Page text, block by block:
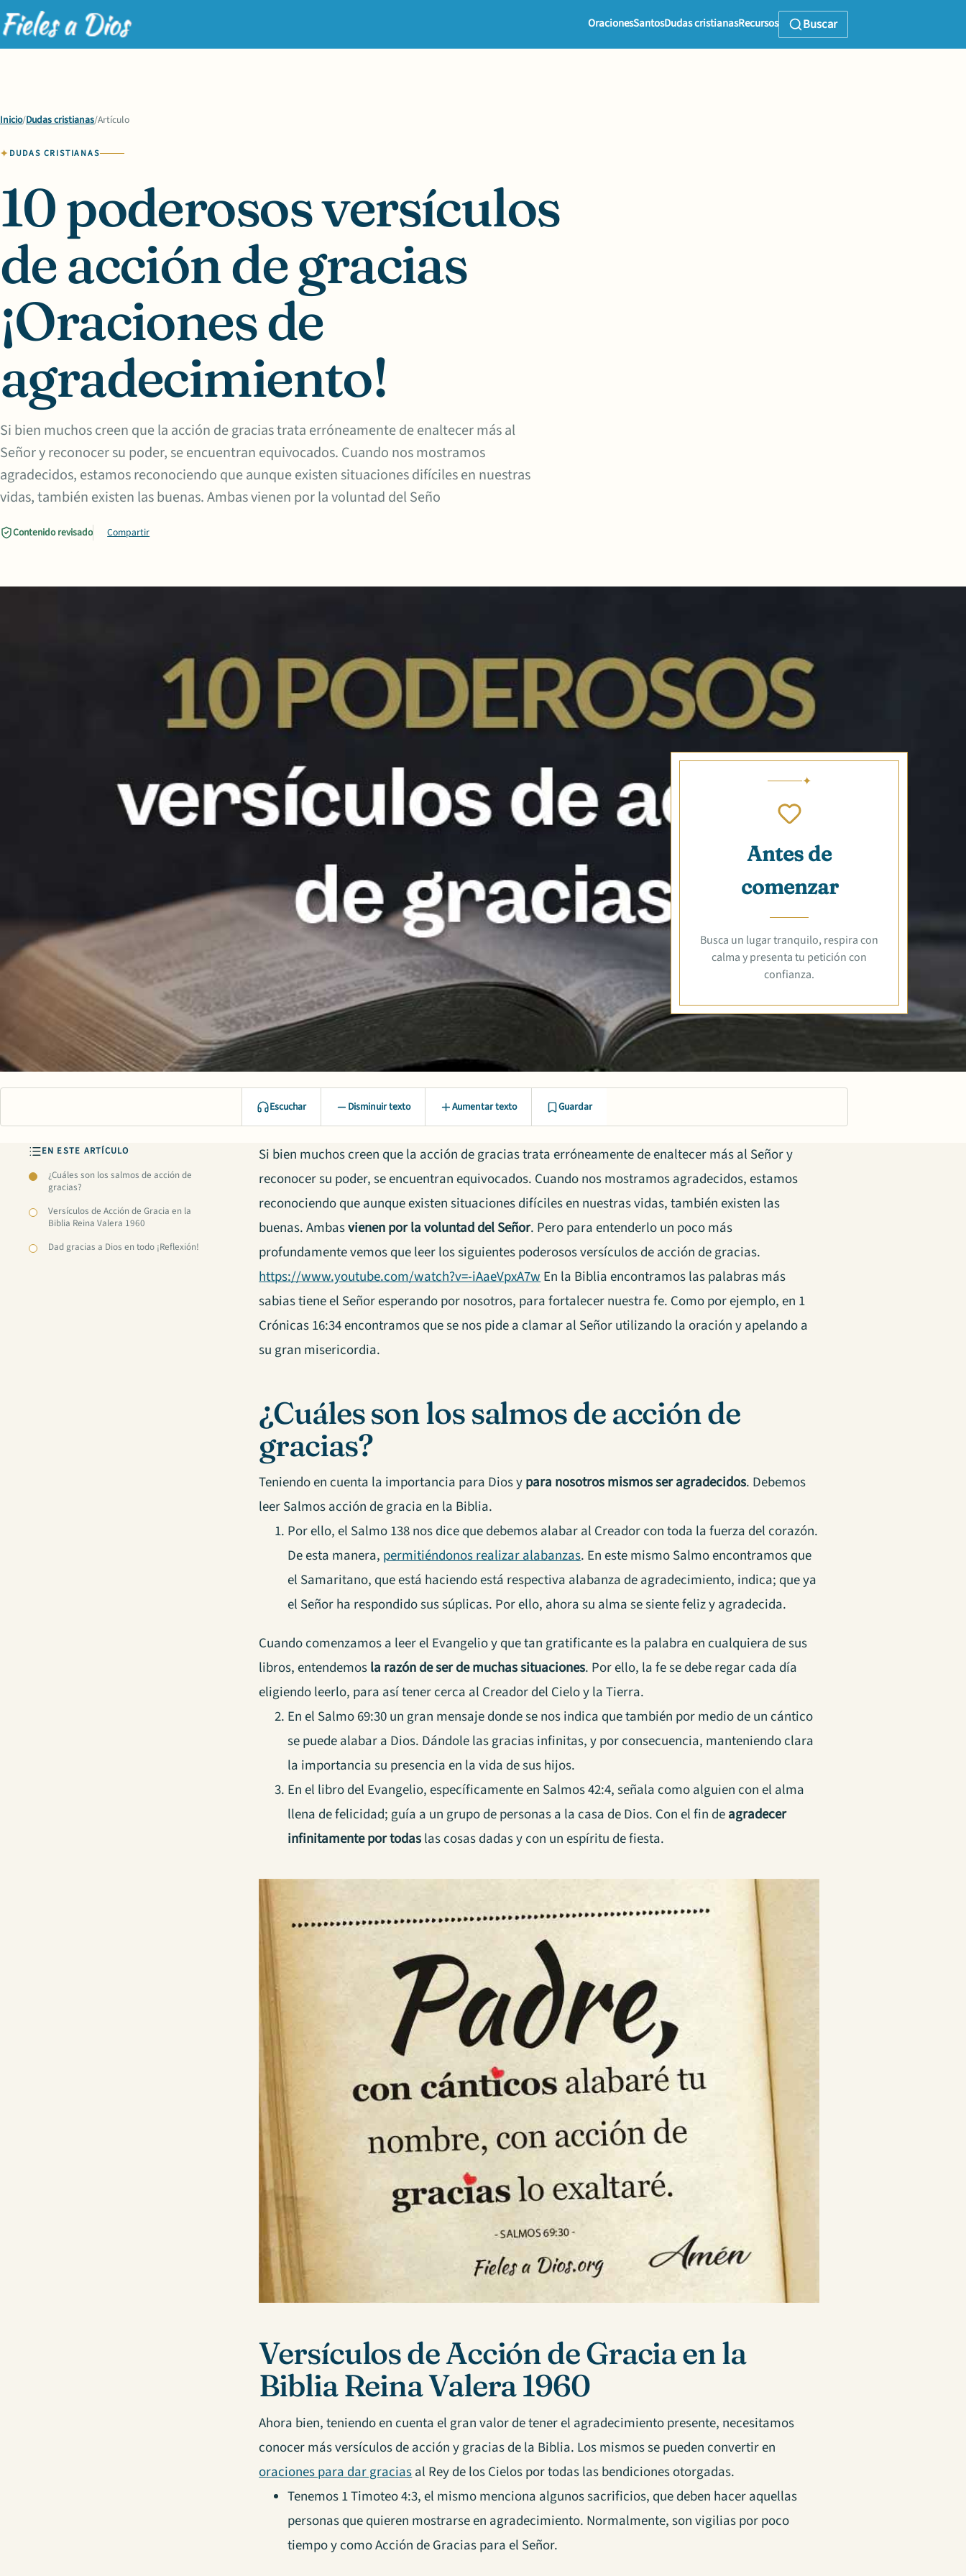
OracionesSantosDudas cristianasRecursos Buscar
Inicio/Dudas cristianas/Artículo
DUDAS CRISTIANAS
10 poderosos versículos
de acción de gracias
¡Oraciones de
agradecimiento!
Si bien muchos creen que la acción de gracias trata erróneamente de enaltecer más al
Señor y reconocer su poder, se encuentran equivocados. Cuando nos mostramos
agradecidos, estamos reconociendo que aunque existen situaciones difíciles en nuestras
vidas, también existen las buenas. Ambas vienen por la voluntad del Seño
Contenido revisado Compartir
Antes de
comenzar
Busca un lugar tranquilo, respira con
calma y presenta tu petición con
confianza.
Escuchar Disminuir texto Aumentar texto Guardar
EN ESTE ARTÍCULO
¿Cuáles son los salmos de acción de
gracias?
Versículos de Acción de Gracia en la
Biblia Reina Valera 1960
Dad gracias a Dios en todo ¡Reflexión!
Si bien muchos creen que la acción de gracias trata erróneamente de enaltecer más al Señor y
reconocer su poder, se encuentran equivocados. Cuando nos mostramos agradecidos, estamos
reconociendo que aunque existen situaciones difíciles en nuestras vidas, también existen las
buenas. Ambasvienen por la voluntad del Señor. Pero para entenderlo un poco más
profundamente vemos que leer los siguientes poderosos versículos de acción de gracias.
https://www.youtube.com/watch?v=-iAaeVpxA7wEn la Biblia encontramos las palabras más
sabias tiene el Señor esperando por nosotros, para fortalecer nuestra fe. Como por ejemplo, en 1
Crónicas 16:34 encontramos que se nos pide a clamar al Señor utilizando la oración y apelando a
su gran misericordia.
¿Cuáles son los salmos de acción de
gracias?
Teniendo en cuenta la importancia para Dios ypara nosotros mismos ser agradecidos. Debemos
leer Salmos acción de gracia en la Biblia.
Por ello, el Salmo 138 nos dice que debemos alabar al Creador con toda la fuerza del corazón.
De esta manera, permitiéndonos realizar alabanzas. En este mismo Salmo encontramos que
el Samaritano, que está haciendo está respectiva alabanza de agradecimiento, indica; que ya
el Señor ha respondido sus súplicas. Por ello, ahora su alma se siente feliz y agradecida.
Cuando comenzamos a leer el Evangelio y que tan gratificante es la palabra en cualquiera de sus
libros, entendemosla razón de ser de muchas situaciones. Por ello, la fe se debe regar cada día
eligiendo leerlo, para así tener cerca al Creador del Cielo y la Tierra.
En el Salmo 69:30 un gran mensaje donde se nos indica que también por medio de un cántico
se puede alabar a Dios. Dándole las gracias infinitas, y por consecuencia, manteniendo clara
la importancia su presencia en la vida de sus hijos.
En el libro del Evangelio, específicamente en Salmos 42:4, señala como alguien con el alma
llena de felicidad; guía a un grupo de personas a la casa de Dios. Con el fin deagradecer
infinitamente por todaslas cosas dadas y con un espíritu de fiesta.
Versículos de Acción de Gracia en la
Biblia Reina Valera 1960
Ahora bien, teniendo en cuenta el gran valor de tener el agradecimiento presente, necesitamos
conocer más versículos de acción y gracias de la Biblia. Los mismos se pueden convertir en
oraciones para dar graciasal Rey de los Cielos por todas las bendiciones otorgadas.
Tenemos 1 Timoteo 4:3, el mismo menciona algunos sacrificios, que deben hacer aquellas
personas que quieren mostrarse en agradecimiento. Normalmente, son vigilias por poco
tiempo y como Acción de Gracias para el Señor.